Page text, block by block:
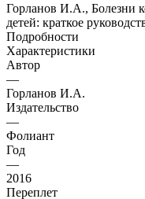
Горланов И.А., Болезни
детей: краткое
Подробности
Характеристики
Автор
—
Горланов И.А.
Издательство
—
Фолиант
Год
—
2016
Переплет